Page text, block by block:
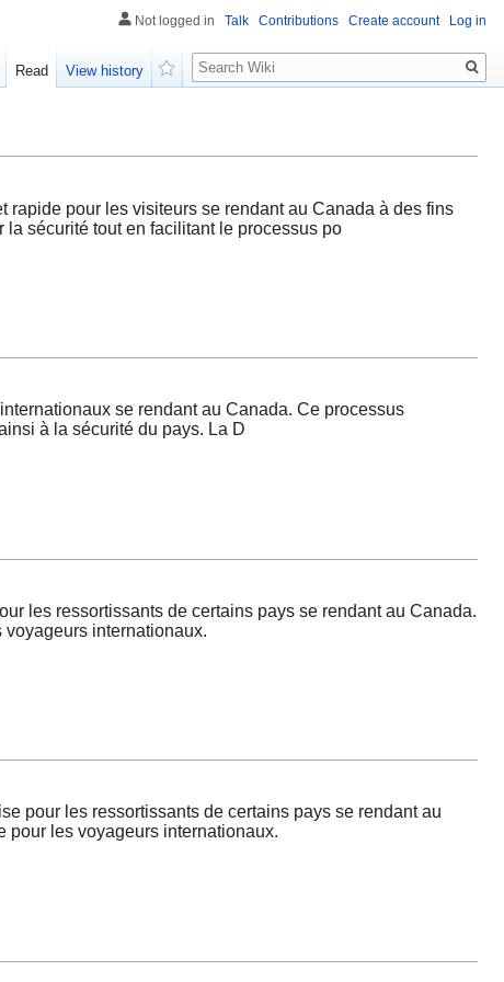
rapide pour les visiteurs se rendant au Canada à des fins
sécurité tout en facilitant le processus po
se rendant au Canada. Ce processus
à la sécurité du pays. La D
les ressortissants de certains pays se rendant au Canada.
internationaux.
pour les ressortissants de certains pays se rendant au
pour les voyageurs internationaux.
Not logged in Talk Contributions Create account Log in
Read
View history
Search